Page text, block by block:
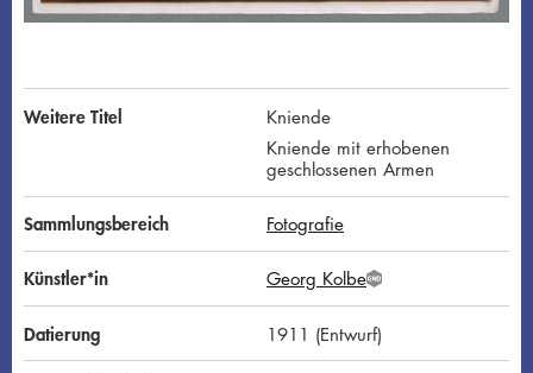
Weitere Titel
Kniende
Kniende mit erhobenen
geschlossenen Armen
Sammlungsbereich Fotografie
Künstler*in Georg KolbeG
N
D
Datierung 1911 (Entwurf)